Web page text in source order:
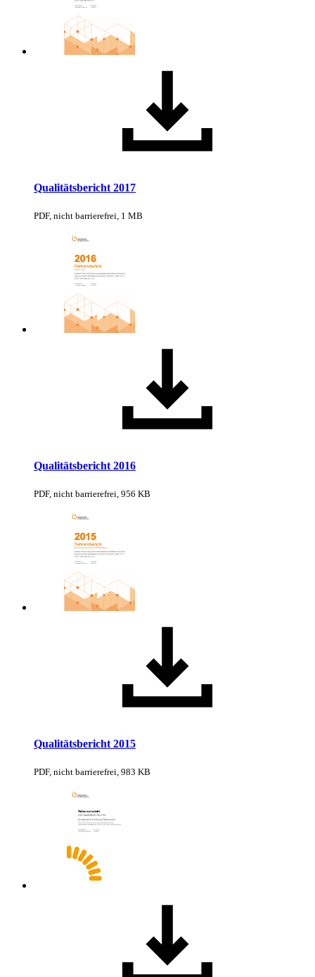
Qualitätsbericht 2017
PDF, nicht barrierefrei, 1 MB
Qualitätsbericht 2016
PDF, nicht barrierefrei, 956 KB
Qualitätsbericht 2015
PDF, nicht barrierefrei, 983 KB